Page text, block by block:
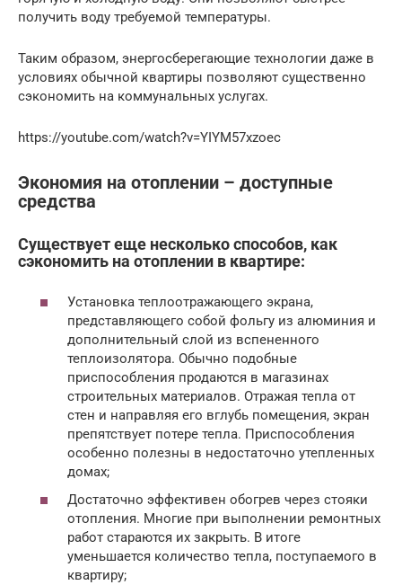
получить воду требуемой температуры.
Таким образом, энергосберегающие технологии даже в
условиях обычной квартиры позволяют существенно
сэкономить на коммунальных услугах.
https://youtube.com/watch?v=YIYM57xzoec
Экономия на отоплении – доступные
средства
Существует еще несколько способов, как
сэкономить на отоплении в квартире:
Установка теплоотражающего экрана,
представляющего собой фольгу из алюминия и
дополнительный слой из вспененного
теплоизолятора. Обычно подобные
приспособления продаются в магазинах
строительных материалов. Отражая тепла от
стен и направляя его вглубь помещения, экран
препятствует потере тепла. Приспособления
особенно полезны в недостаточно утепленных
домах;
Достаточно эффективен обогрев через стояки
отопления. Многие при выполнении ремонтных
работ стараются их закрыть. В итоге
уменьшается количество тепла, поступаемого в
квартиру;